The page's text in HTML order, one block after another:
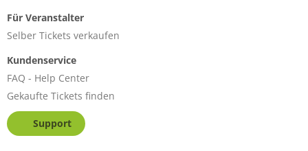
Für Veranstalter
Selber Tickets verkaufen
Kundenservice
FAQ - Help Center
Gekaufte Tickets finden
Support